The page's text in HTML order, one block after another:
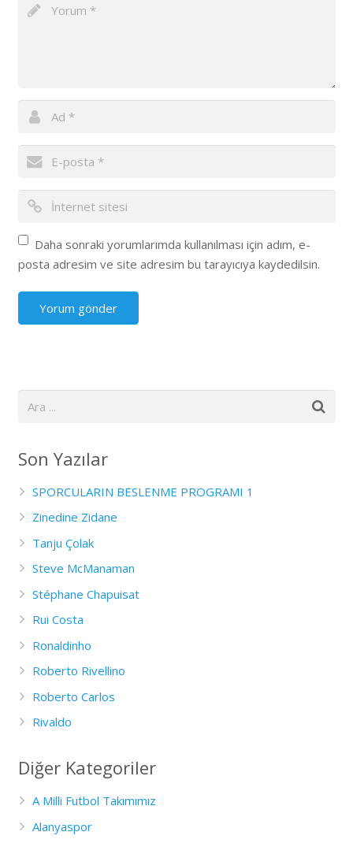
Daha sonraki yorumlarımda kullanılması için adım, e-
posta adresim ve site adresim bu tarayıcıya kaydedilsin.
Son Yazılar
SPORCULARIN BESLENME PROGRAMI 1
Zinedine Zidane
Tanju Çolak
Steve McManaman
Stéphane Chapuisat
Rui Costa
Ronaldinho
Roberto Rivellino
Roberto Carlos
Rivaldo
Diğer Kategoriler
A Milli Futbol Takımımız
Alanyaspor